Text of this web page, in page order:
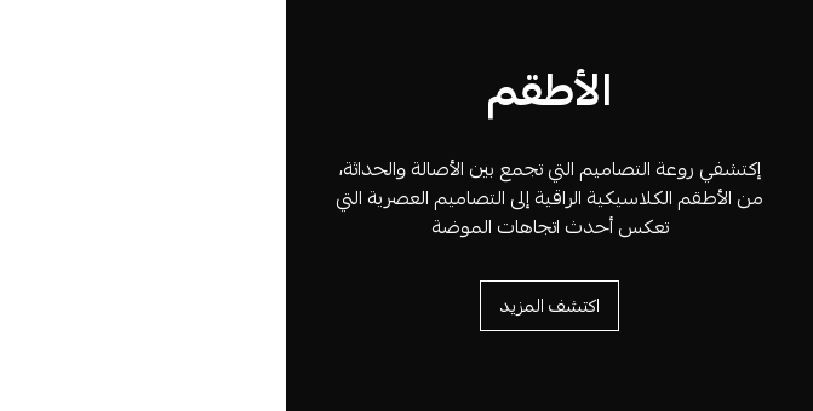
الأطقم
إكتشفي روعة التصاميم التي تجمع بين الأصالة والحداثة،
من الأطقم الكلاسيكية الراقية إلى التصاميم العصرية التي
تعكس أحدث اتجاهات الموضة
اكتشف المزيد